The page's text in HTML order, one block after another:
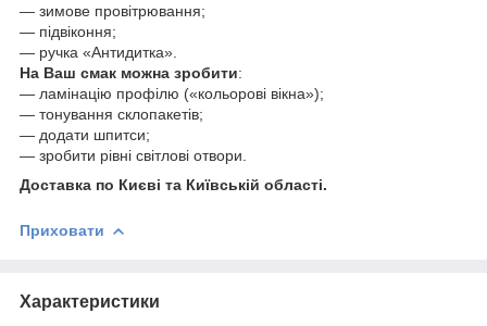
— зимове провітрювання;
— підвіконня;
— ручка «Антидитка».
На Ваш смак можна зробити:
— ламінацію профілю («кольорові вікна»);
— тонування склопакетів;
— додати шпитси;
— зробити рівні світлові отвори.
Доставка по Києві та Київській області.
Приховати
Характеристики